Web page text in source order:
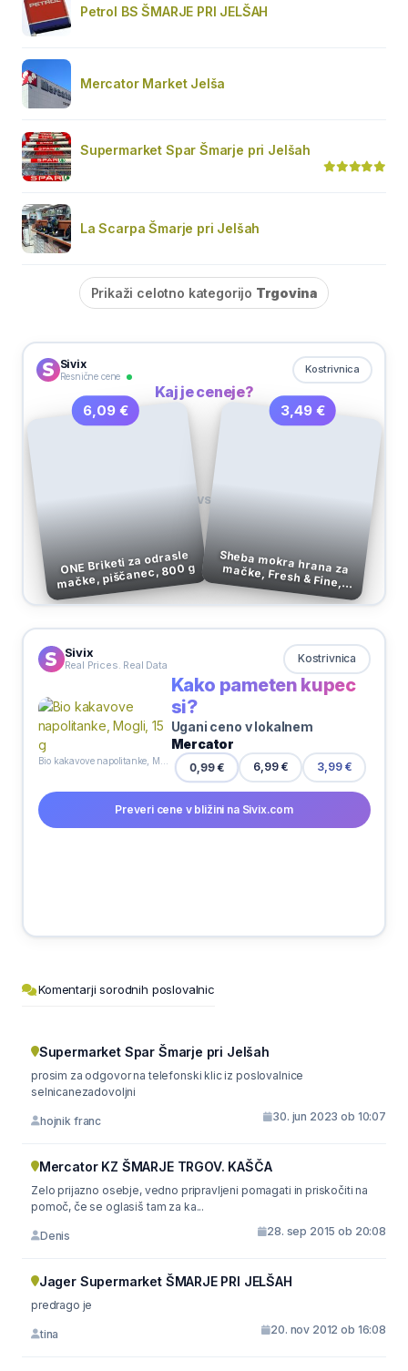
Petrol BS ŠMARJE PRI JELŠAH
Mercator Market Jelša
Supermarket Spar Šmarje pri Jelšah
La Scarpa Šmarje pri Jelšah
Prikaži celotno kategorijo Trgovina
Sivix
Resnične cene
Kostrivnica
Kaj je ceneje?
6,09 €
ONE Briketi za odrasle
mačke, piščanec, 800 g
VS
3,49 €
Sheba mokra hrana za mačke, Fresh & Fine, mesni izbor, 6 x 50 g
Sivix
Real Prices. Real Data Kostrivnica
Kako pameten kupec
si?
Ugani ceno v lokalnem
Mercator
0,99 € 6,99 € 3,99 €
Preveri cene v bližini na Sivix.com
Komentarji sorodnih poslovalnic
Supermarket Spar Šmarje pri Jelšah
prosim za odgovor na telefonski klic iz poslovalnice
selnicanezadovoljni
hojnik franc 30. jun 2023 ob 10:07
Mercator KZ ŠMARJE TRGOV. KAŠČA
Zelo prijazno osebje, vedno pripravljeni pomagati in priskočiti na
pomoč, če se oglasiš tam za ka...
Denis 28. sep 2015 ob 20:08
Jager Supermarket ŠMARJE PRI JELŠAH
predrago je
tina 20. nov 2012 ob 16:08